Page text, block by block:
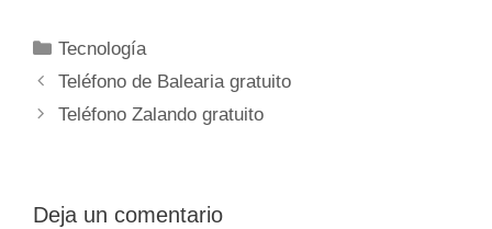
Categorías
Tecnología
Navegación
de
Teléfono de Balearia gratuito
Teléfono Zalando gratuito
Deja un comentario